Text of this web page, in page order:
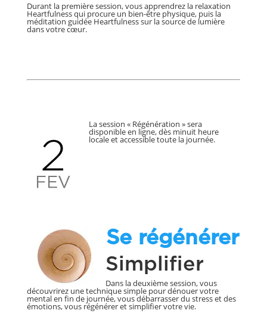
Durant la première session, vous apprendrez la relaxation
Heartfulness qui procure un bien-être physique, puis la
méditation guidée Heartfulness sur la source de lumière
dans votre cœur.
La session « Régénération » sera
disponible en ligne, dès minuit heure
locale et accessible toute la journée.
Se régénérer
Simplifier
Dans la deuxième session, vous
découvrirez une technique simple pour dénouer votre
mental en fin de journée, vous débarrasser du stress et des
émotions, vous régénérer et simplifier votre vie.